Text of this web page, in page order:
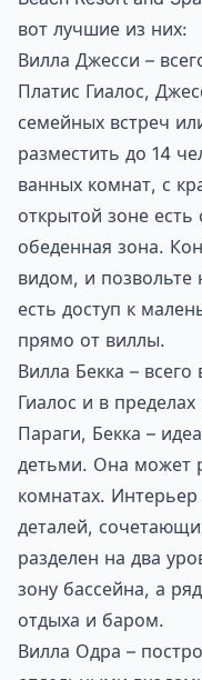
вот лучшие из них:
Вилла Джесси –
Платис Гиалос,
семейных встреч
разместить до 14
ванных комнат, с
открытой зоне есть
обеденная зона.
видом, и позвольте
есть доступ к
прямо от виллы.
Вилла Бекка –
Гиалос и в
Параги, Бекка –
детьми. Она может
комнатах.
деталей,
разделен на два
зону бассейна, а
отдыха и баром.
Вилла Одра –